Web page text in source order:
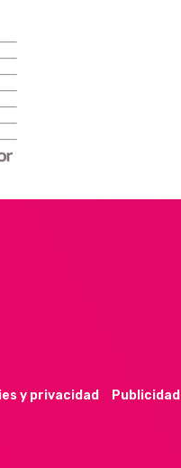
y privacidad Publicidad